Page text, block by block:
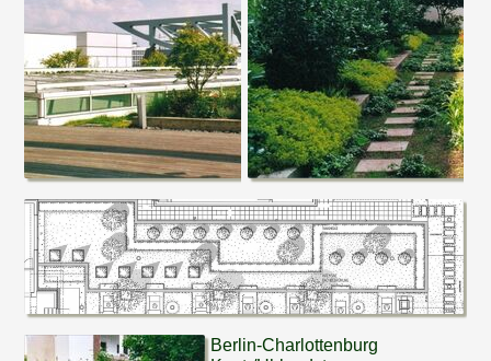
Berlin-Charlottenburg